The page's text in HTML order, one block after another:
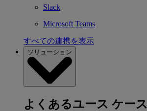
Slack
Microsoft Teams
すべての連携を表示
ソリューション
よくあるユース ケース